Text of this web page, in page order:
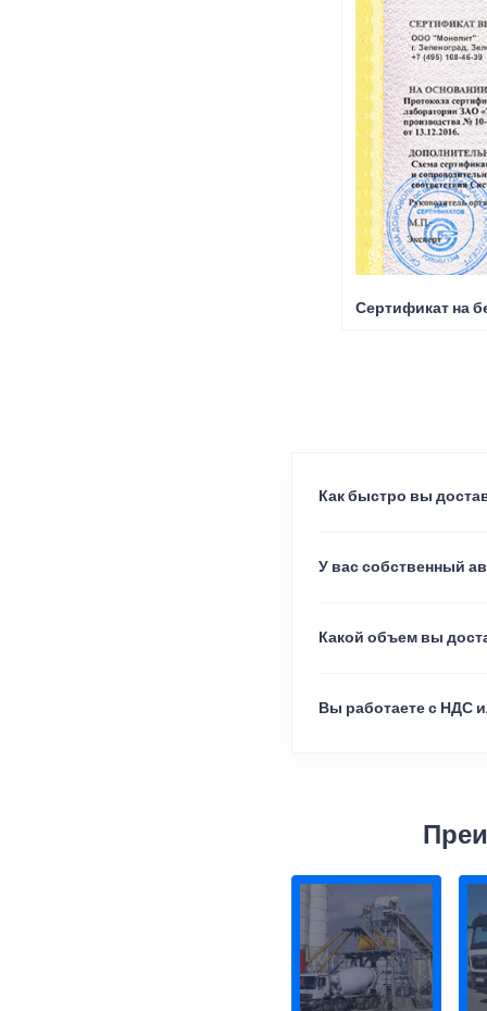
Сертификат на
Как быстро вы
У вас собственный
Какой объем вы
Вы работаете с НДС